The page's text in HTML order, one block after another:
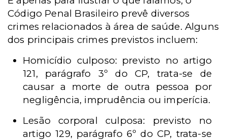
Código Penal Brasileiro prevê diversos
crimes relacionados à área de saúde. Alguns
dos principais crimes previstos incluem:
Homicídio culposo: previsto no artigo
121, parágrafo 3º do CP, trata-se de
causar a morte de outra pessoa por
negligência, imprudência ou imperícia.
Lesão corporal culposa: previsto no
artigo 129, parágrafo 6º do CP, trata-se